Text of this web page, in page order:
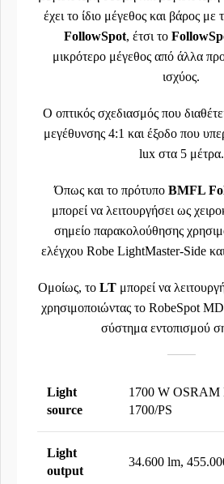
έχει το ίδιο μέγεθος και βάρος με
FollowSpot, έτσι το
μικρότερο μέγεθος από άλλα
ισχύος.
Ο οπτικός σχεδιασμός που
μεγέθυνσης 4:1 και έξοδο που
lux στα 5 μέτρα.
Όπως και το πρότυπο BMFL
μπορεί να λειτουργήσει ως
σημείο παρακολούθησης
ελέγχου Robe LightMaster-Side
Ομοίως, το LT μπορεί να
χρησιμοποιώντας το RobeSpot
σύστημα εντοπισμού
Light
source
1700 W
1700/PS
Light
output
34.600 lm,